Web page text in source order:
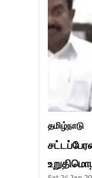
தமிழ்நாடு